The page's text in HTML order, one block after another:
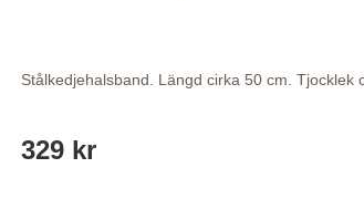
Stålkedjehalsband. Längd cirka 50 cm. Tjocklek
329 kr